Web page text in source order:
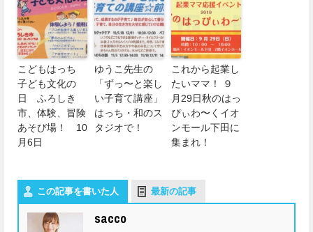
こどもはっち
子ども文化の
日 ふろしき
市、体験、冒険
あそび場！ 10
月6日
ゆうこ先生の
「ずっ〜と楽し
い子育て講座」
はっち・和のス
タジオで！
これから起業し
たいママ！ ９
月29日秋のはっ
ぴぃわ〜くイオ
ンモール下田に
集まれ！
この記事を書いた人 最新の記事
sacco